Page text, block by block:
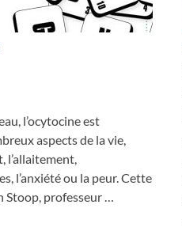
l’ocytocine est
aspects de la vie,
l’allaitement,
l’anxiété ou la peur. Cette
Stoop, professeur …